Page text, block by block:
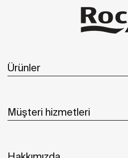
Ürünler
Müşteri hizmetleri